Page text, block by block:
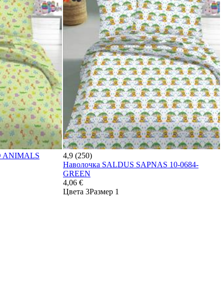
ANIMALS
4,9 (250)
Наволочка SALDUS SAPNAS 10-0684-
GREEN
4,06 €
Цвета 3Размер 1